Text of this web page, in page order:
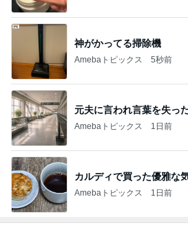
神がかってる掃除機
Amebaトピックス 5秒前
元夫に言われ言葉を失っ
Amebaトピックス 1日前
カルディで買った優雅な
Amebaトピックス 1日前